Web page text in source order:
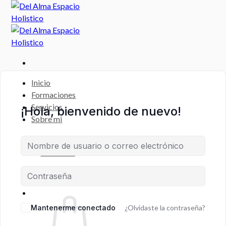
Saltar
contenido
Inicio
Formaciones
Servicios
Sobre mi
Escritorio
Registro de Estudiante
¡Hola, bienvenido de nuevo!
Mantenerme conectado ¿Olvidaste la contraseña?